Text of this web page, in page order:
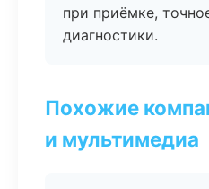
при приёмке,
диагностики.
Похожие
и мультимедиа